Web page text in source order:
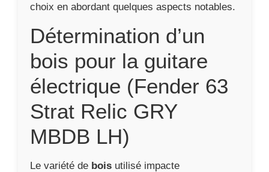
choix en abordant quelques aspects notables.
Détermination d’un
bois pour la guitare
électrique (Fender 63
Strat Relic GRY
MBDB LH)
Le variété de bois utilisé impacte